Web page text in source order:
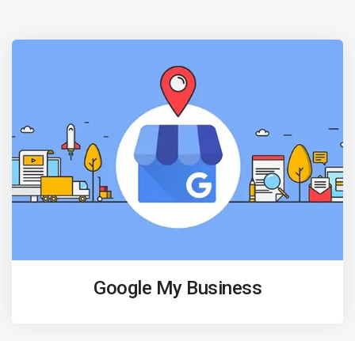
Google My Business